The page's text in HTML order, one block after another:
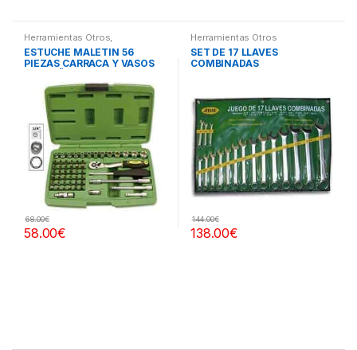
Herramientas Otros,
Herramientas De Mano,
Herramientas De Mano,
Maletines Herramientas,
Extractores, Compresímetros,
ESTUCHE MALETIN 56
PIEZAS CARRACA Y VASOS
58.00€
68.00€
Herramientas Otros
SET DE 17 LLAVES
COMBINADAS
138.00€
144.00€